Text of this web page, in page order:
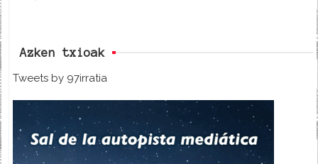
Azken txioak
Tweets by 97irratia